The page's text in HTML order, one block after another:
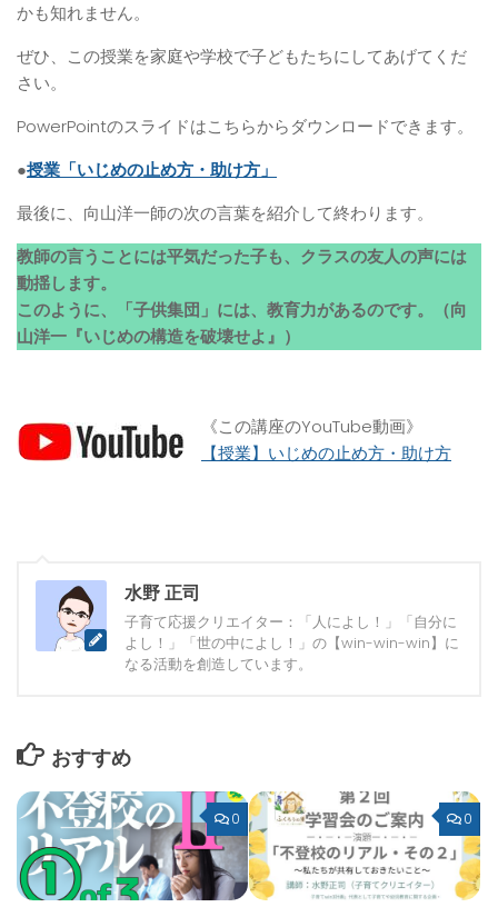
かも知れません。
ぜひ、この授業を家庭や学校で子どもたちにしてあげてくだ
さい。
PowerPointのスライドはこちらからダウンロードできます。
●授業「いじめの止め方・助け方」
最後に、向山洋一師の次の言葉を紹介して終わります。
教師の言うことには平気だった子も、クラスの友人の声には
動揺します。
このように、「子供集団」には、教育力があるのです。（向
山洋一『いじめの構造を破壊せよ』）
《この講座のYouTube動画》
【授業】いじめの止め方・助け方
水野 正司
子育て応援クリエイター：「人によし！」「自分に
よし！」「世の中によし！」の【win-win-win】に
なる活動を創造しています。
おすすめ
0 0